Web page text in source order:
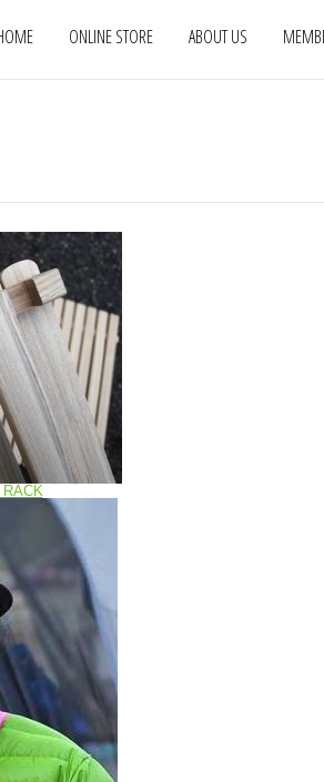
ONLINE STORE ABOUT US